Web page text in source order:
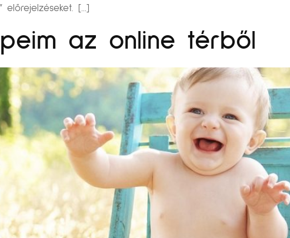
előrejelzéseket. […]
az online térből